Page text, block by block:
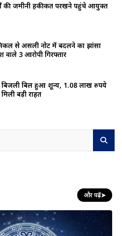
की जमीनी हकीकत परखने पहुंचे आयुक्त
से असली नोट में बदलने का झांसा
वाले 3 आरोपी गिरफ्तार
बिजली बिल हुआ शून्य, 1.08 लाख रुपये
बड़ी राहत
और पढ़ें➤